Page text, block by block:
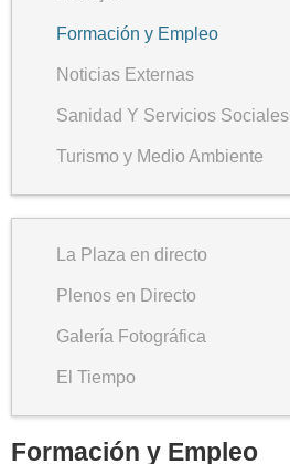
Formación y Empleo
Noticias Externas
Sanidad Y Servicios Sociales
Turismo y Medio Ambiente
La Plaza en directo
Plenos en Directo
Galería Fotográfica
El Tiempo
Formación y Empleo